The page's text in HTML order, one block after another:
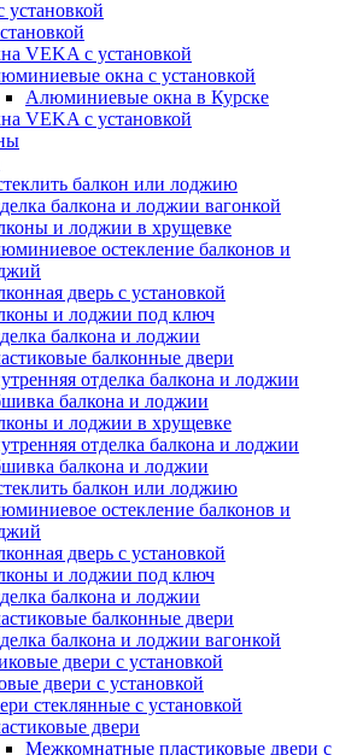
VEKA с установкой
окна с установкой
Алюминиевые окна в Курске
VEKA с установкой
балкон или лоджию
балкона и лоджии вагонкой
и лоджии в хрущевке
остекление балконов и
дверь с установкой
и лоджии под ключ
балкона и лоджии
балконные двери
отделка балкона и лоджии
балкона и лоджии
и лоджии в хрущевке
отделка балкона и лоджии
балкона и лоджии
балкон или лоджию
остекление балконов и
дверь с установкой
и лоджии под ключ
балкона и лоджии
балконные двери
балкона и лоджии вагонкой
двери с установкой
стеклянные с установкой
двери
Межкомнатные пластиковые двери с